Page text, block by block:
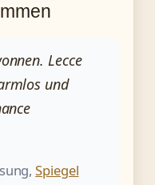
Lecce
und
Spiegel